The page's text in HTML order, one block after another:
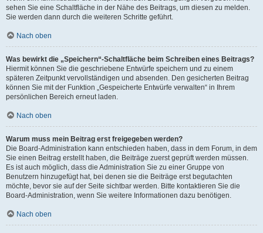
sehen Sie eine Schaltfläche in der Nähe des Beitrags, um diesen zu melden.
Sie werden dann durch die weiteren Schritte geführt.
Nach oben
Was bewirkt die „Speichern“-Schaltfläche beim Schreiben eines Beitrags?
Hiermit können Sie die geschriebene Entwürfe speichern und zu einem
späteren Zeitpunkt vervollständigen und absenden. Den gesicherten Beitrag
können Sie mit der Funktion „Gespeicherte Entwürfe verwalten“ in Ihrem
persönlichen Bereich erneut laden.
Nach oben
Warum muss mein Beitrag erst freigegeben werden?
Die Board-Administration kann entschieden haben, dass in dem Forum, in dem
Sie einen Beitrag erstellt haben, die Beiträge zuerst geprüft werden müssen.
Es ist auch möglich, dass die Administration Sie zu einer Gruppe von
Benutzern hinzugefügt hat, bei denen sie die Beiträge erst begutachten
möchte, bevor sie auf der Seite sichtbar werden. Bitte kontaktieren Sie die
Board-Administration, wenn Sie weitere Informationen dazu benötigen.
Nach oben